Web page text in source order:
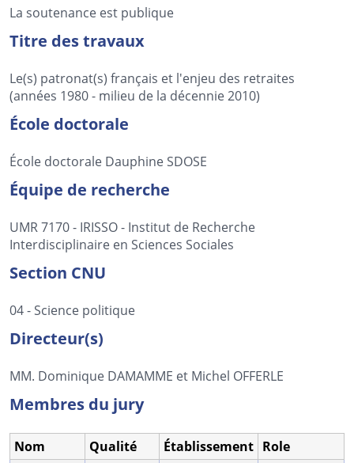
La soutenance est publique
Titre des travaux
Le(s) patronat(s) français et l'enjeu des retraites
(années 1980 - milieu de la décennie 2010)
École doctorale
École doctorale Dauphine SDOSE
Équipe de recherche
UMR 7170 - IRISSO - Institut de Recherche
Interdisciplinaire en Sciences Sociales
Section CNU
04 - Science politique
Directeur(s)
MM. Dominique DAMAMME et Michel OFFERLE
Membres du jury
Nom Qualité Établissement Role